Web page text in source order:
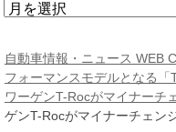
ア
カ
イ
ブ
自動車情報・ニュース WEB
フォーマンスモデルとなる
ワーゲンT-Rocがマイナーチ
ゲンT-Rocがマイナーチェン